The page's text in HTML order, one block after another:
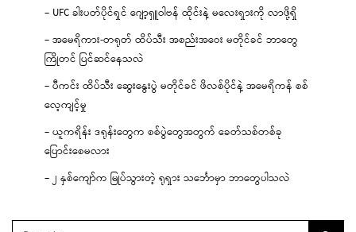
– UFC ခါးပတ်ပိုင်ရှင် ဂျော့ရှူဝါဗန် ထိုင်းနဲ့ မလေးရှားကို လာဖို့ရှိ
– အမေရိကား-တရုတ် ထိပ်သီး အစည်းအဝေး မတိုင်ခင် ဘာတွေ
ကြိုတင် ပြင်ဆင်နေသလဲ
– ပီကင်း ထိပ်သီး ဆွေးနွေးပွဲ မတိုင်ခင် ဖိလစ်ပိုင်နဲ့ အမေရိကန် စစ်
လေ့ကျင့်မှု
– ယူကရိန်း ဒရုန်းတွေက စစ်ပွဲတွေအတွက် ခေတ်သစ်တစ်ခု
ပြောင်းစေမလား
– ၂ နှစ်ကျော်က မြုပ်သွားတဲ့ ရုရှား သင်္ဘောမှာ ဘာတွေပါသလဲ